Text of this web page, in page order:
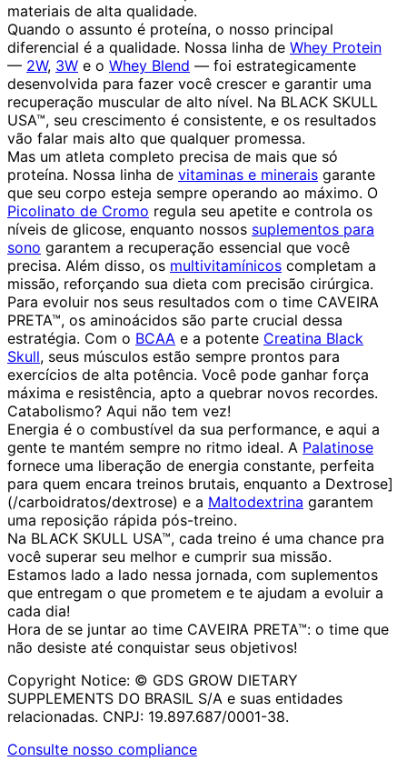
materiais de alta qualidade.
Quando o assunto é proteína, o nosso principal
diferencial é a qualidade. Nossa linha de Whey Protein
— 2W, 3W e o Whey Blend — foi estrategicamente
desenvolvida para fazer você crescer e garantir uma
recuperação muscular de alto nível. Na BLACK SKULL
USA™, seu crescimento é consistente, e os resultados
vão falar mais alto que qualquer promessa.
Mas um atleta completo precisa de mais que só
proteína. Nossa linha de vitaminas e minerais garante
que seu corpo esteja sempre operando ao máximo. O
Picolinato de Cromo regula seu apetite e controla os
níveis de glicose, enquanto nossos suplementos para
sono garantem a recuperação essencial que você
precisa. Além disso, os multivitamínicos completam a
missão, reforçando sua dieta com precisão cirúrgica.
Para evoluir nos seus resultados com o time CAVEIRA
PRETA™, os aminoácidos são parte crucial dessa
estratégia. Com o BCAA e a potente Creatina Black
Skull, seus músculos estão sempre prontos para
exercícios de alta potência. Você pode ganhar força
máxima e resistência, apto a quebrar novos recordes.
Catabolismo? Aqui não tem vez!
Energia é o combustível da sua performance, e aqui a
gente te mantém sempre no ritmo ideal. A Palatinose
fornece uma liberação de energia constante, perfeita
para quem encara treinos brutais, enquanto a Dextrose]
(/carboidratos/dextrose) e a Maltodextrina garantem
uma reposição rápida pós-treino.
Na BLACK SKULL USA™, cada treino é uma chance pra
você superar seu melhor e cumprir sua missão.
Estamos lado a lado nessa jornada, com suplementos
que entregam o que prometem e te ajudam a evoluir a
cada dia!
Hora de se juntar ao time CAVEIRA PRETA™: o time que
não desiste até conquistar seus objetivos!
Copyright Notice: ©️ GDS GROW DIETARY
SUPPLEMENTS DO BRASIL S/A e suas entidades
relacionadas. CNPJ: 19.897.687/0001-38.
Consulte nosso compliance